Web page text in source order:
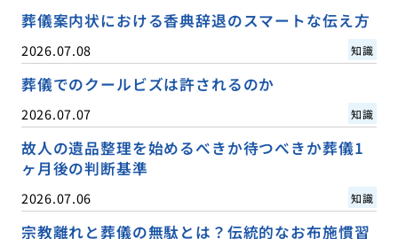
葬儀案内状における香典辞退のスマートな伝え方
2026.07.08 知識
葬儀でのクールビズは許されるのか
2026.07.07 知識
故人の遺品整理を始めるべきか待つべきか葬儀1
ヶ月後の判断基準
2026.07.06 知識
宗教離れと葬儀の無駄とは？伝統的なお布施慣習